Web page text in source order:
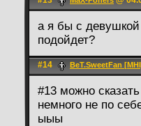
а я бы с
подойдет?
#14 BeT.SweetFan
#13 можно
немного не по
ыыы